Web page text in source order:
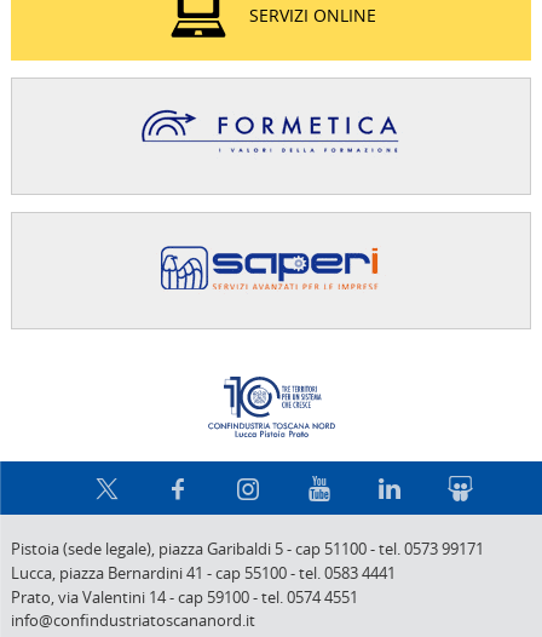
SERVIZI ONLINE
Pistoia (sede legale), piazza Garibaldi 5-cap 51100-tel. 0573 99171
Lucca, piazza Bernardini 41 -cap 55100-tel. 0583 4441
Prato,via Valentini 14-cap 59100-tel. 0574 4551
info@confindustriatoscananord.it